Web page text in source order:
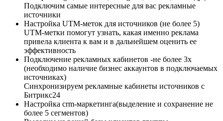
Подключим самые интересные для вас рекламные
источники
Настройка UTM-меток для источников (не более 5)
UTM-метки помогут узнать, какая именно реклама
привела клиента к вам и в дальнейшем оценить ее
эффективность
Подключение рекламных кабинетов​​ -не более 3х
(необходимо наличие бизнес аккаунтов в подключаемых
источниках)
Синхронизируем рекламные кабинеты источников с
Битрикс24
Настройка crm-маркетинга(выделение и сохранение не
более 5 сегментов)